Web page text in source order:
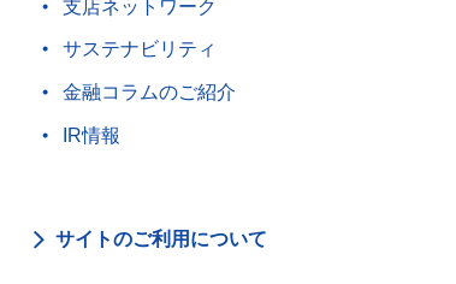
支店ネットワーク
サステナビリティ
金融コラムのご紹介
IR情報
サイトのご利用について